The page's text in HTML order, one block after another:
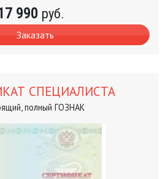
990 руб.
Заказать
СПЕЦИАЛИСТА
полный ГОЗНАК